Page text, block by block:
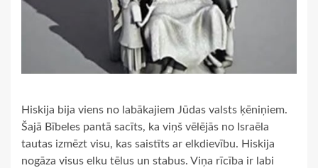
Hiskija bija viens no labākajiem Jūdas valsts ķēniņiem.
Šajā Bībeles pantā sacīts, ka viņš vēlējās no Israēla
tautas izmēzt visu, kas saistīts ar elkdievību. Hiskija
nogāza visus elku tēlus un stabus. Viņa rīcība ir labi